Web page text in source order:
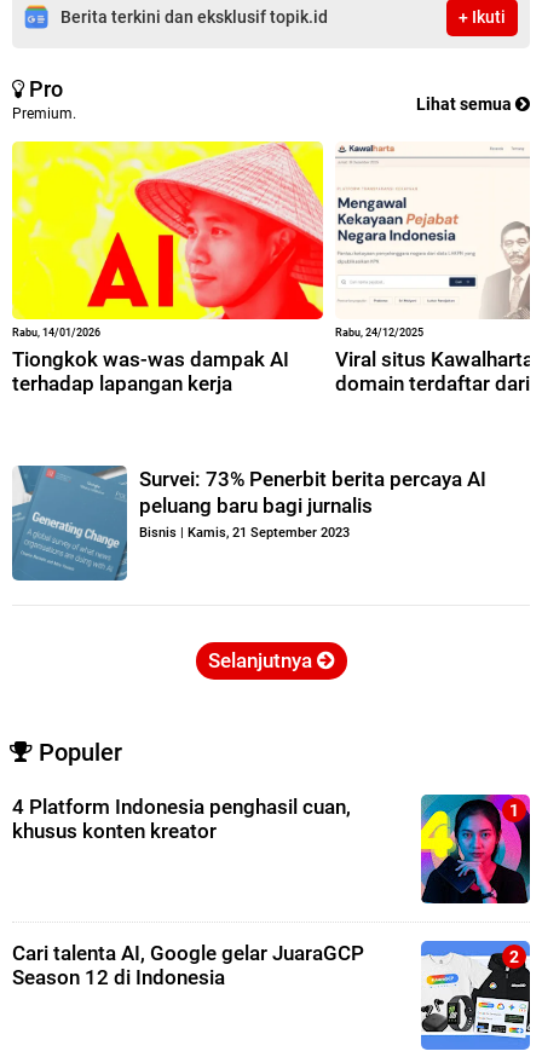
Berita terkini dan eksklusif topik.id + Ikuti
Pro
Premium. Lihat semua
Rabu, 14/01/2026
Tiongkok was-was dampak AI
terhadap lapangan kerja
Rabu, 24/12/2025
Viral situs
domain terdaftar dari
Survei: 73% Penerbit berita percaya AI
peluang baru bagi jurnalis
Bisnis | Kamis, 21 September 2023
Selanjutnya
Populer
4 Platform Indonesia penghasil cuan,
khusus konten kreator
Cari talenta AI, Google gelar JuaraGCP
Season 12 di Indonesia